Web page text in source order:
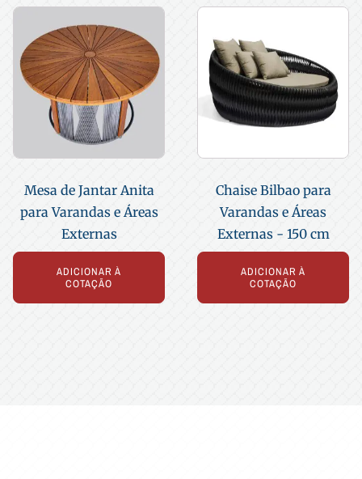
Mesa de Jantar Anita
para Varandas e Áreas
Externas
ADICIONAR À
COTAÇÃO
Chaise Bilbao para
Varandas e Áreas
Externas - 150 cm
ADICIONAR À
COTAÇÃO